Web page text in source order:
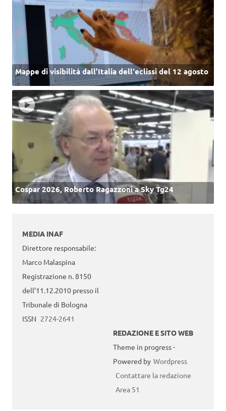
Mappe di visibilità dall’Italia dell'eclissi del 12 agosto
Cospar 2026, Roberto Ragazzoni a Sky Tg24
MEDIA INAF
Direttore responsabile:
Marco Malaspina
Registrazione n. 8150
dell’11.12.2010 presso il
Tribunale di Bologna
ISSN 2724-2641
REDAZIONE E SITO WEB
Theme in progress -
Powered by Wordpress
Contattare la redazione
Area 51